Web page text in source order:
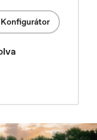
Konfigurátor